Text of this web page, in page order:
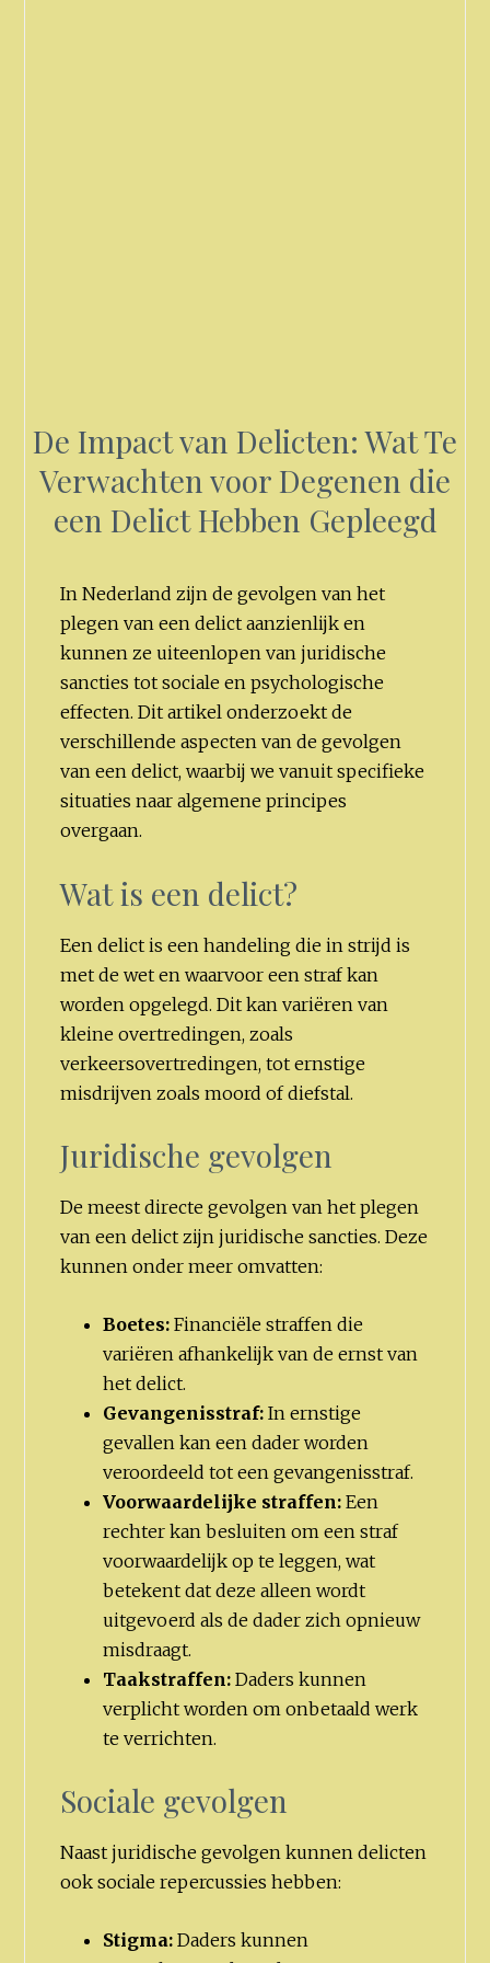
De Impact van Delicten: Wat Te
Verwachten voor Degenen die
een Delict Hebben Gepleegd
In Nederland zijn de gevolgen van het
plegen van een delict aanzienlijk en
kunnen ze uiteenlopen van juridische
sancties tot sociale en psychologische
effecten. Dit artikel onderzoekt de
verschillende aspecten van de gevolgen
van een delict, waarbij we vanuit specifieke
situaties naar algemene principes
overgaan.
Wat is een delict?
Een delict is een handeling die in strijd is
met de wet en waarvoor een straf kan
worden opgelegd. Dit kan variëren van
kleine overtredingen, zoals
verkeersovertredingen, tot ernstige
misdrijven zoals moord of diefstal.
Juridische gevolgen
De meest directe gevolgen van het plegen
van een delict zijn juridische sancties. Deze
kunnen onder meer omvatten:
Boetes:Financiële straffen die
variëren afhankelijk van de ernst van
het delict.
Gevangenisstraf:In ernstige
gevallen kan een dader worden
veroordeeld tot een gevangenisstraf.
Voorwaardelijke straffen:Een
rechter kan besluiten om een straf
voorwaardelijk op te leggen, wat
betekent dat deze alleen wordt
uitgevoerd als de dader zich opnieuw
misdraagt.
Taakstraffen:Daders kunnen
verplicht worden om onbetaald werk
te verrichten.
Sociale gevolgen
Naast juridische gevolgen kunnen delicten
ook sociale repercussies hebben:
Stigma:Daders kunnen